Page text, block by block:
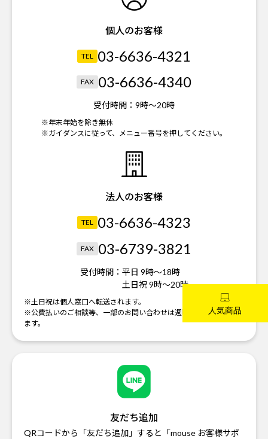
個人のお客様
TEL 03-6636-4321
FAX 03-6636-4340
受付時間： 9時～20時
※年末年始を除き無休
※ガイダンスに従って、メニュー番号を押してください。
法人のお客様
TEL 03-6636-4323
FAX 03-6739-3821
受付時間： 平日 9時～18時
土日祝 9時～20時
※土日祝は個人窓口へ転送されます。
※公費払いのご相談等、一部のお問い合わせは週明けの対応になり
ます。
友だち追加
QRコードから「友だち追加」すると「mouse お客様サポ